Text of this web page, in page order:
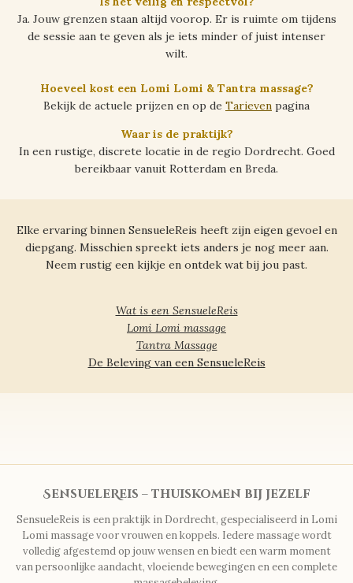
Ja. Jouw grenzen staan altijd voorop. Er is ruimte om tijdens
de sessie aan te geven als je iets minder of juist intenser
wilt.
Hoeveel kost een Lomi Lomi & Tantra massage?
Bekijk de actuele prijzen en op de Tarieven pagina
Waar is de praktijk?
In een rustige, discrete locatie in de regio Dordrecht. Goed
bereikbaar vanuit Rotterdam en Breda.
Elke ervaring binnen SensueleReis heeft zijn eigen gevoel en
diepgang. Misschien spreekt iets anders je nog meer aan.
Neem rustig een kijkje en ontdek wat bij jou past.
Wat is een SensueleReis
Lomi Lomi massage
Tantra Massage
De Beleving van een SensueleReis
SensueleReis – thuiskomen bij jezelf
SensueleReis is een praktijk in Dordrecht, gespecialiseerd in Lomi
Lomi massage voor vrouwen en koppels. Iedere massage wordt
volledig afgestemd op jouw wensen en biedt een warm moment
van persoonlijke aandacht, vloeiende bewegingen en een complete